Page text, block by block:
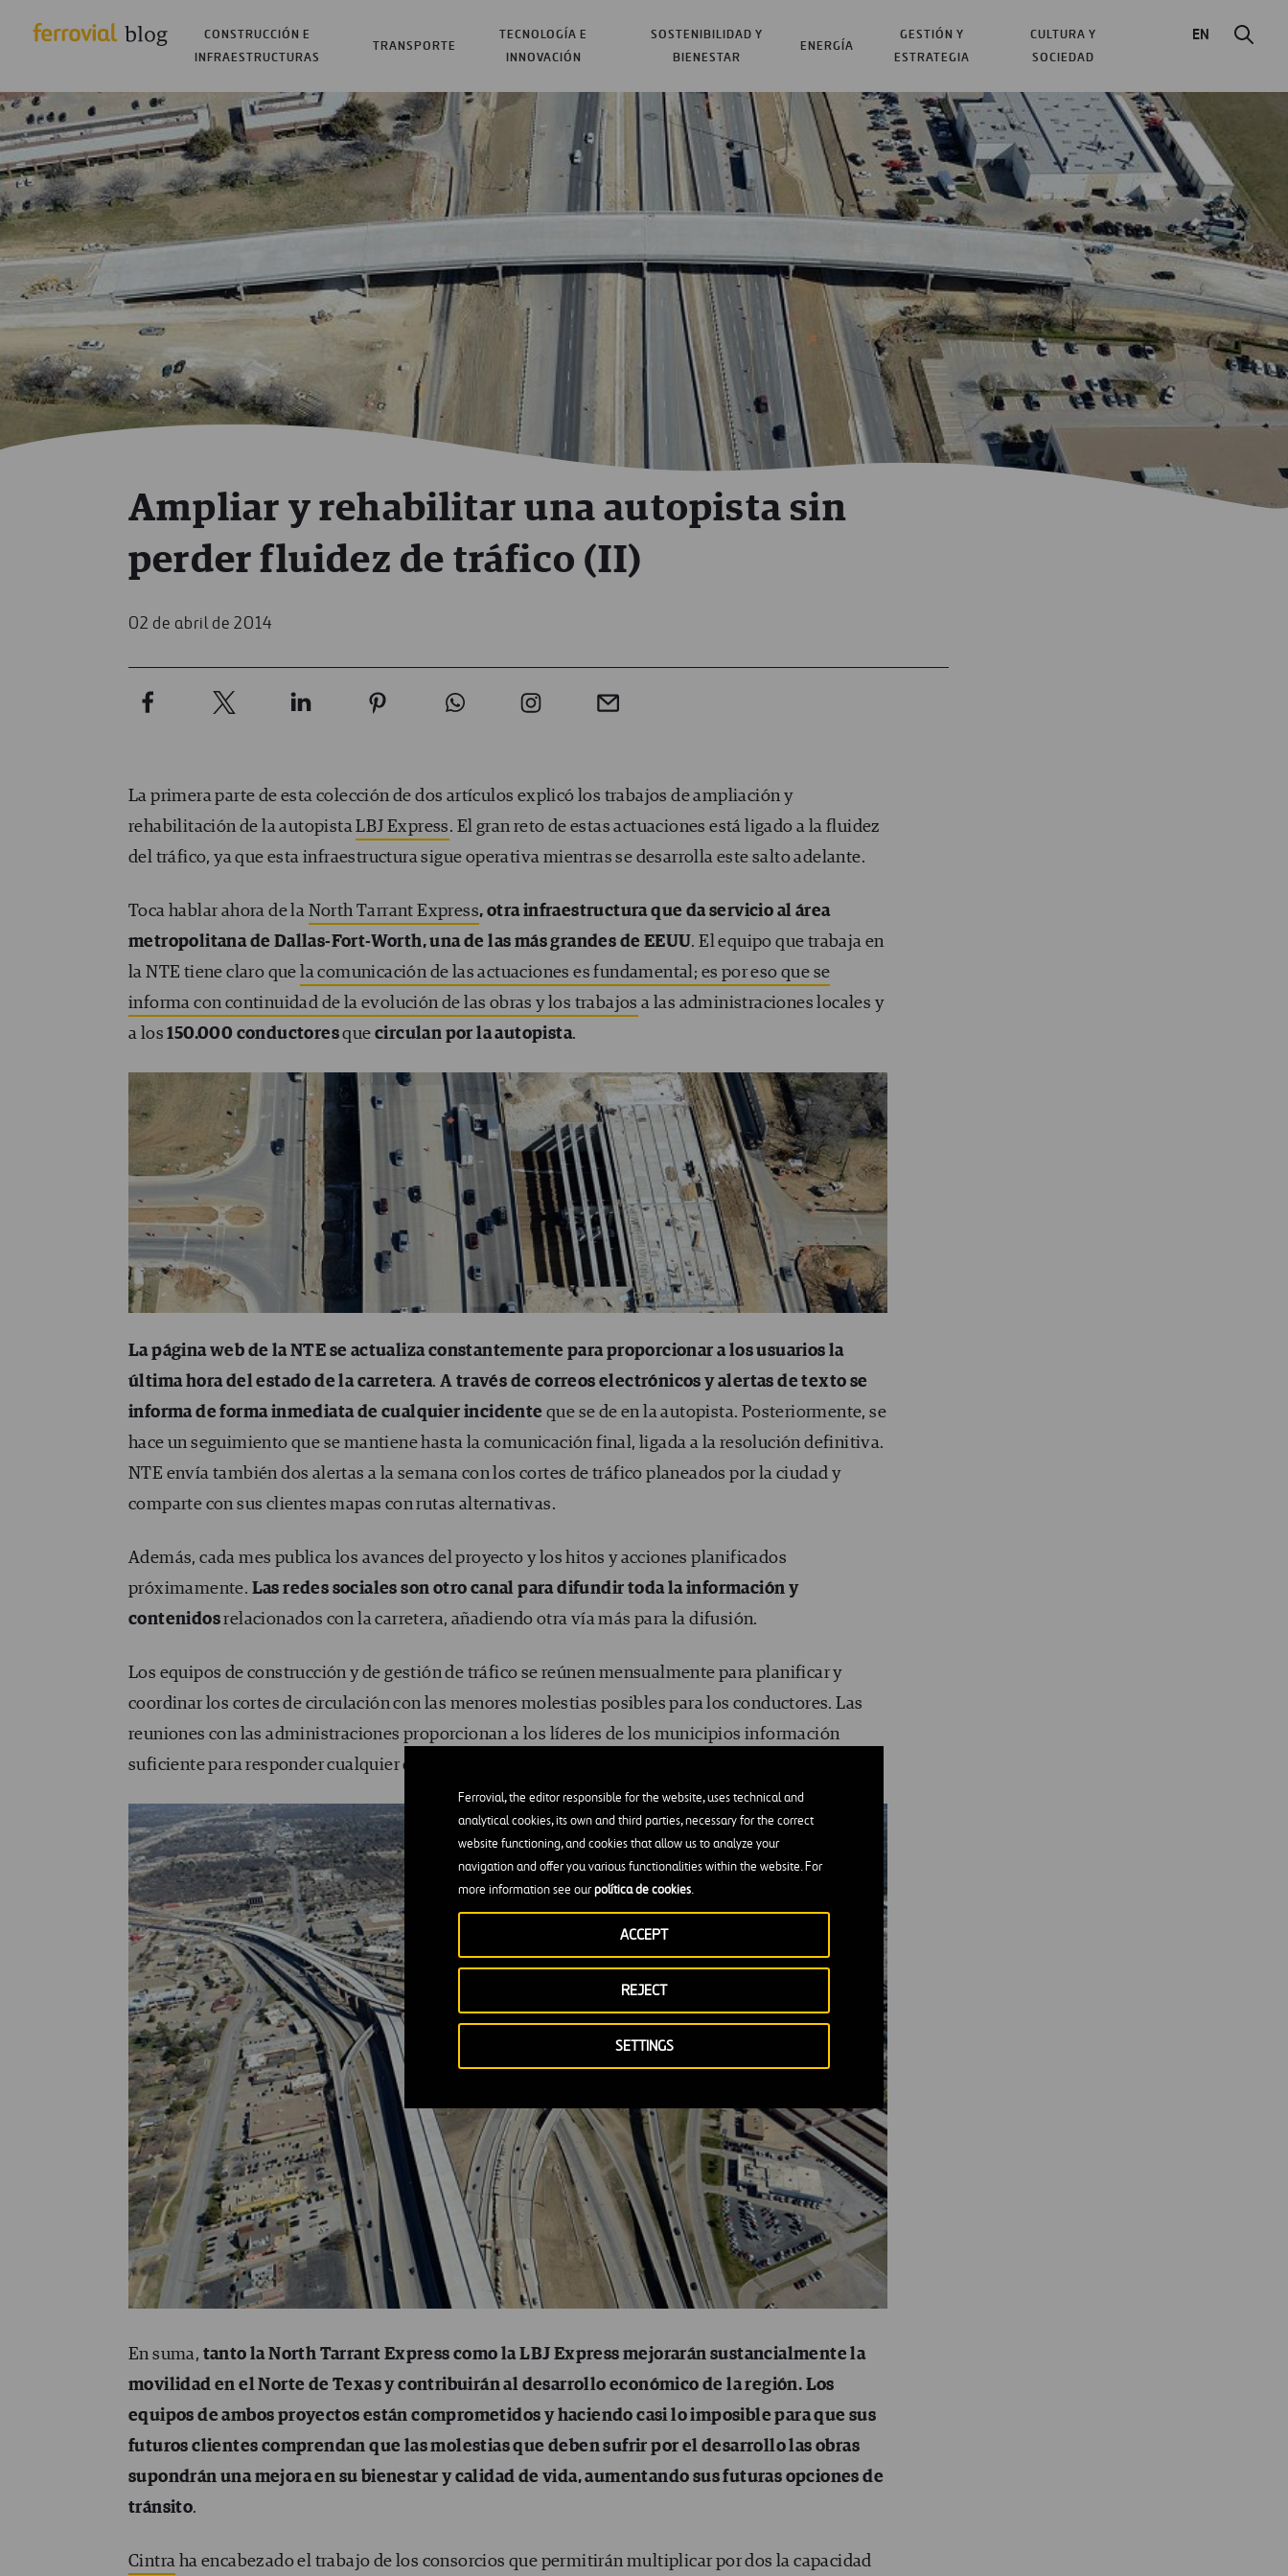
Ferrovial, the editor responsible for the website, uses technical and
analytical cookies, its own and third parties, necessary for the correct
website functioning, and cookies that allow us to analyze your
navigation and offer you various functionalities within the website. For
more information see ourpolítica de cookies.
SETTINGS
REJECT
ACCEPT
CONSTRUCCIÓN E
INFRAESTRUCTURAS
TRANSPORTE
TECNOLOGÍA E
INNOVACIÓN
SOSTENIBILIDAD Y
BIENESTAR
ENERGÍA
GESTIÓN Y
ESTRATEGIA
CULTURA Y
SOCIEDAD
EN
Ampliar y rehabilitar una autopista sin
perder fluidez de tráfico (II)
02 de abril de 2014
La primera parte de esta colección de dos artículos explicó los trabajos de ampliación y
rehabilitación de la autopistaLBJ Express. El gran reto de estas actuaciones está ligado a la fluidez
del tráfico, ya que esta infraestructura sigue operativa mientras se desarrolla este salto adelante.
Toca hablar ahora de la North Tarrant Express, otra infraestructura que da servicio al área
metropolitana de Dallas-Fort-Worth, una de las más grandes de EEUU. El equipo que trabaja en
la NTE tiene claro quela comunicación de las actuaciones es fundamental; es por eso que se
informa con continuidad de la evolución de las obras y los trabajos a las administraciones locales y
a los150.000 conductoresque circulan por la autopista.
La página web de la NTE se actualiza constantemente para proporcionar a los usuarios la
última hora del estado de la carretera. A través de correos electrónicos y alertas de texto se
informa de forma inmediata de cualquier incidente que se de en la autopista. Posteriormente, se
hace un seguimiento que se mantiene hasta la comunicación final, ligada a la resolución definitiva.
NTE envía también dos alertas a la semana con los cortes de tráfico planeados por la ciudad y
comparte con sus clientes mapas con rutas alternativas.
Además, cada mes publica los avances del proyecto y los hitos y acciones planificados
próximamente. Las redes sociales son otro canal para difundir toda la información y
contenidosrelacionados con la carretera, añadiendo otra vía más para la difusión.
Los equipos de construcción y de gestión de tráfico se reúnen mensualmente para planificar y
coordinar los cortes de circulación con las menores molestias posibles para los conductores. Las
reuniones con las administraciones proporcionan a los líderes de los municipios información
suficiente para responder cualquier duda de los electores.
En suma, tanto la North Tarrant Express como la LBJ Express mejorarán sustancialmente la
movilidad en el Norte de Texas y contribuirán al desarrollo económico de la región. Los
equipos de ambos proyectos están comprometidos y haciendo casi lo imposible para que sus
futuros clientes comprendan que las molestias que deben sufrir por el desarrollo las obras
supondrán una mejora en su bienestar y calidad de vida, aumentando sus futuras opciones de
tránsito.
Cintra ha encabezado el trabajo de los consorcios que permitirán multiplicar por dos la capacidad